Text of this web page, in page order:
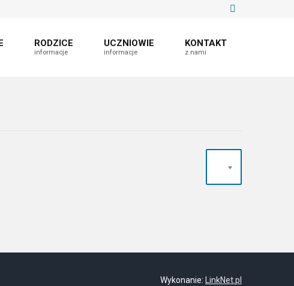
RODZICE
informacje
UCZNIOWIE
informacje
KONTAKT
z nami
20
Wykonanie: LinkNet.pl